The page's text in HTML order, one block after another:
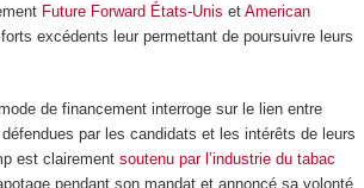
Future Forward États-Unis et American
excédents leur permettant de poursuivre leurs
de financement interroge sur le lien entre
par les candidats et les intérêts de leurs
est clairement soutenu par l’industrie du tabac
pendant son mandat et annoncé sa volonté